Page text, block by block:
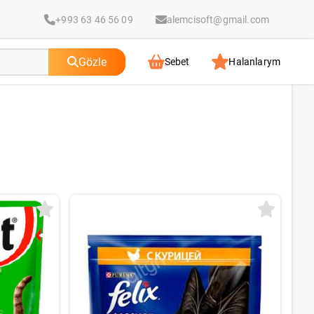
+993 63 46 56 09 alemcisoft@gmail.com
Gözle Sebet Halanlarym